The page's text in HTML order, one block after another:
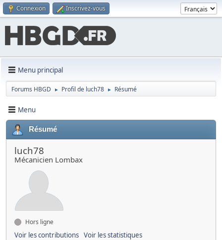
Connexion Inscrivez-vous
Menu principal
Forums HBGD ► Profil de luch78 ► Résumé
Menu
Résumé
luch78
Mécanicien Lombax
Hors ligne
Voir les contributions Voir les statistiques